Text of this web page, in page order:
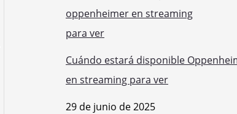
Cuándo estará disponible
en streaming para ver
29 de junio de 2025